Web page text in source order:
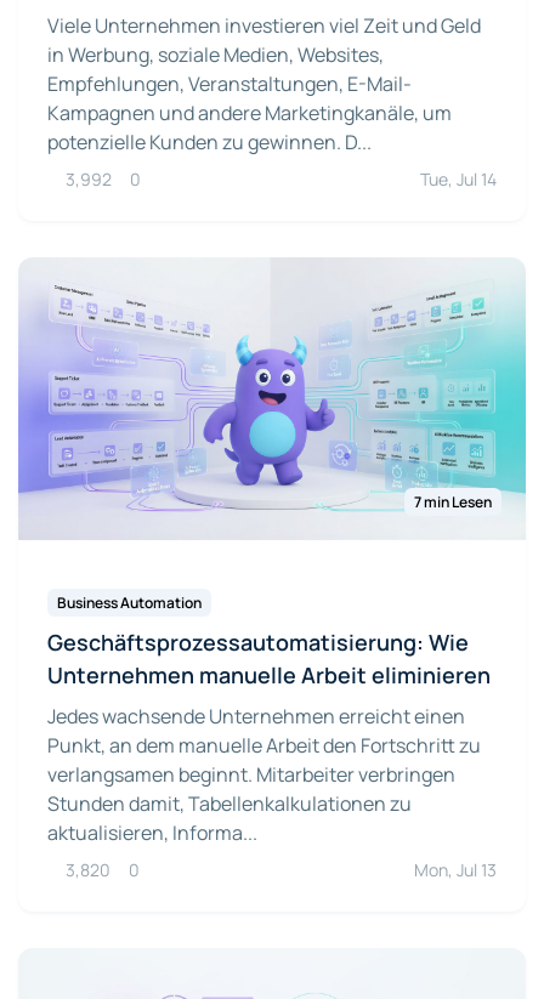
Viele Unternehmen investieren viel Zeit und Geld
in Werbung, soziale Medien, Websites,
Empfehlungen, Veranstaltungen, E-Mail-
Kampagnen und andere Marketingkanäle, um
potenzielle Kunden zu gewinnen. D...
3,992 0 Tue, Jul 14
7 min Lesen
Business Automation
Geschäftsprozessautomatisierung: Wie
Unternehmen manuelle Arbeit eliminieren
Jedes wachsende Unternehmen erreicht einen
Punkt, an dem manuelle Arbeit den Fortschritt zu
verlangsamen beginnt. Mitarbeiter verbringen
Stunden damit, Tabellenkalkulationen zu
aktualisieren, Informa...
3,820 0 Mon, Jul 13